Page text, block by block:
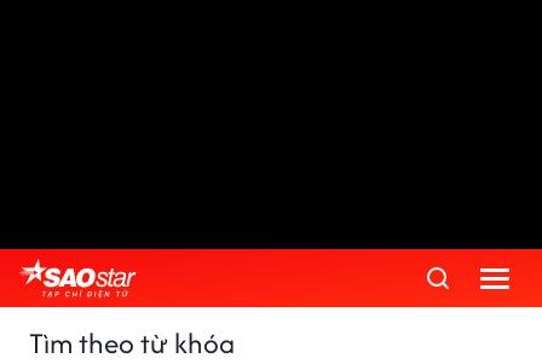
Tìm theo từ khóa